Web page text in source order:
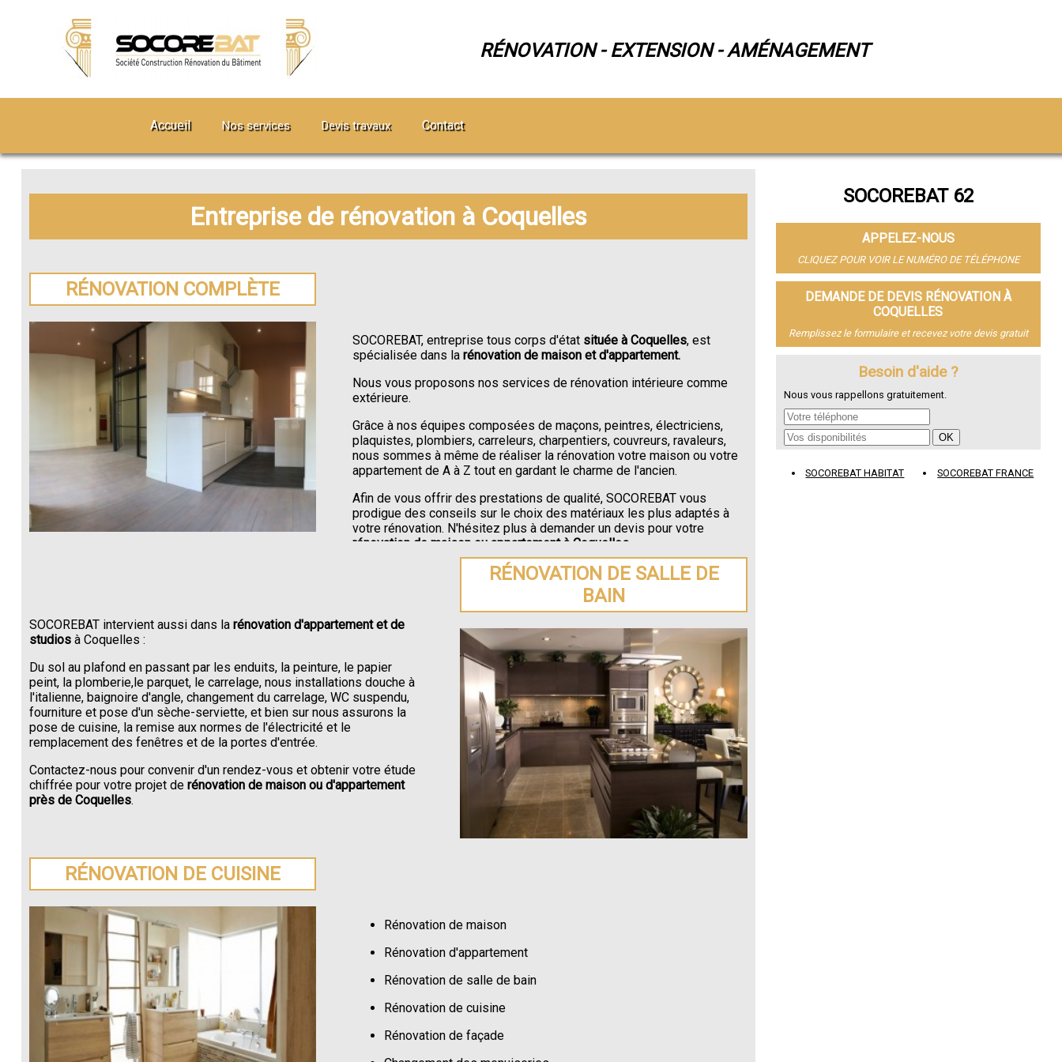
RÉNOVATION - EXTENSION - AMÉNAGEMENT
Accueil Nos services Devis travaux Contact
Entreprise de rénovation à Coquelles
RÉNOVATION COMPLÈTE
SOCOREBAT, entreprise tous corps d'état située à Coquelles, est
spécialisée dans la rénovation de maison et d'appartement.
Nous vous proposons nos services de rénovation intérieure comme
extérieure.
Grâce à nos équipes composées de maçons, peintres, électriciens,
plaquistes, plombiers, carreleurs, charpentiers, couvreurs, ravaleurs,
nous sommes à même de réaliser la rénovation votre maison ou votre
appartement de A à Z tout en gardant le charme de l'ancien.
Afin de vous offrir des prestations de qualité, SOCOREBAT vous
prodigue des conseils sur le choix des matériaux les plus adaptés à
votre rénovation. N'hésitez plus à demander un devis pour votre
rénovation de maison ou appartement à Coquelles.
RÉNOVATION DE SALLE DE
BAIN
SOCOREBAT intervient aussi dans la rénovation d'appartement et de
studiosà Coquelles :
Du sol au plafond en passant par les enduits, la peinture, le papier
peint, la plomberie,le parquet, le carrelage, nous installations douche à
l'italienne, baignoire d'angle, changement du carrelage, WC suspendu,
fourniture et pose d'un sèche-serviette, et bien sur nous assurons la
pose de cuisine, la remise aux normes de l'électricité et le
remplacement des fenêtres et de la portes d'entrée.
Contactez-nous pour convenir d'un rendez-vous et obtenir votre étude
chiffrée pour votre projet derénovation de maison ou d'appartement
près de Coquelles.
RÉNOVATION DE CUISINE
Rénovation de maison
Rénovation d'appartement
Rénovation de salle de bain
Rénovation de cuisine
Rénovation de façade
SOCOREBAT 62
APPELEZ-NOUS
CLIQUEZ POUR VOIR LE NUMÉRO DE TÉLÉPHONE
DEMANDE DE DEVIS RÉNOVATION À
COQUELLES
Remplissez le formulaire et recevez votre devis gratuit
Besoin d'aide ?
Nous vous rappellons gratuitement.
SOCOREBAT HABITAT SOCOREBAT FRANCE